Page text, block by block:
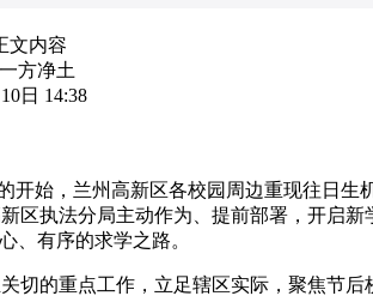
文内容
方净土
日 14:38
始，兰州高新区各校园周边重现往日生
区执法分局主动作为、提前部署，开启
、有序的求学之路。
的重点工作，立足辖区实际，聚焦节后